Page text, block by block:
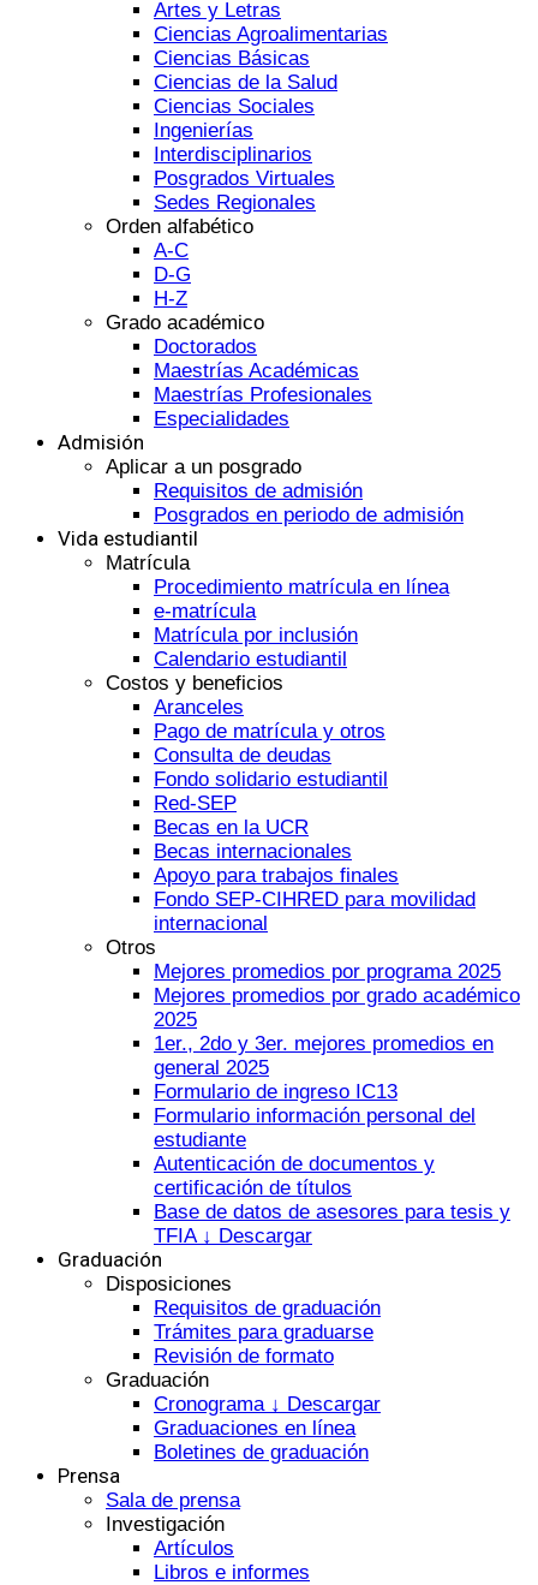
Artes y Letras
Ciencias Agroalimentarias
Ciencias Básicas
Ciencias de la Salud
Ciencias Sociales
Ingenierías
Interdisciplinarios
Posgrados Virtuales
Sedes Regionales
Orden alfabético
A-C
D-G
H-Z
Grado académico
Doctorados
Maestrías Académicas
Maestrías Profesionales
Especialidades
Admisión
Aplicar a un posgrado
Requisitos de admisión
Posgrados en periodo de admisión
Vida estudiantil
Matrícula
Procedimiento matrícula en línea
e-matrícula
Matrícula por inclusión
Calendario estudiantil
Costos y beneficios
Aranceles
Pago de matrícula y otros
Consulta de deudas
Fondo solidario estudiantil
Red-SEP
Becas en la UCR
Becas internacionales
Apoyo para trabajos finales
Fondo SEP-CIHRED para movilidad
internacional
Otros
Mejores promedios por programa 2025
Mejores promedios por grado académico
2025
1er., 2do y 3er. mejores promedios en
general 2025
Formulario de ingreso IC13
Formulario información personal del
estudiante
Autenticación de documentos y
certificación de títulos
Base de datos de asesores para tesis y
TFIA ↓ Descargar
Graduación
Disposiciones
Requisitos de graduación
Trámites para graduarse
Revisión de formato
Graduación
Cronograma ↓ Descargar
Graduaciones en línea
Boletines de graduación
Prensa
Sala de prensa
Investigación
Artículos
Libros e informes